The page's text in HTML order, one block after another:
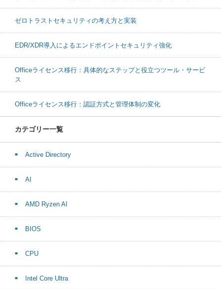
ゼロトラストセキュリティの考え方と実装
EDR/XDR導入によるエンドポイントセキュリティ強化
Officeライセンス移行：具体的なステップと役立つツール・サービ
ス
Officeライセンス移行：認証方式と管理体制の変化
カテゴリー一覧
Active Directory
AI
AMD Ryzen AI
BIOS
CPU
Intel Core Ultra